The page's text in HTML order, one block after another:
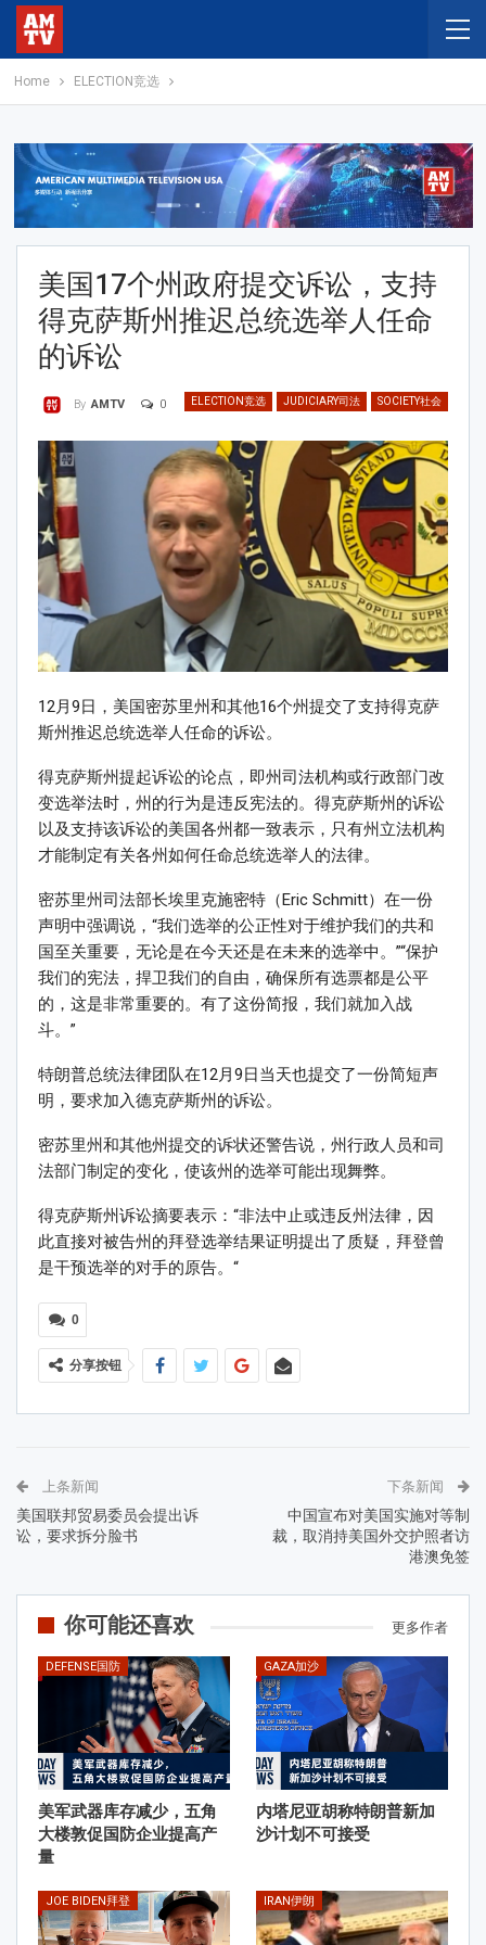
Home ELECTION竞选
美国17个州政府提交诉讼，支持
得克萨斯州推迟总统选举人任命
的诉讼
ELECTION竞选 JUDICIARY司法 SOCIETY社会
By AMTV 0
12月9日，美国密苏里州和其他16个州提交了支持得克萨
斯州推迟总统选举人任命的诉讼。
得克萨斯州提起诉讼的论点，即州司法机构或行政部门改
变选举法时，州的行为是违反宪法的。得克萨斯州的诉讼
以及支持该诉讼的美国各州都一致表示，只有州立法机构
才能制定有关各州如何任命总统选举人的法律。
密苏里州司法部长埃里克施密特（Eric Schmitt）在一份
声明中强调说，“我们选举的公正性对于维护我们的共和
国至关重要，无论是在今天还是在未来的选举中。”“保护
我们的宪法，捍卫我们的自由，确保所有选票都是公平
的，这是非常重要的。有了这份简报，我们就加入战
斗。”
特朗普总统法律团队在12月9日当天也提交了一份简短声
明，要求加入德克萨斯州的诉讼。
密苏里州和其他州提交的诉状还警告说，州行政人员和司
法部门制定的变化，使该州的选举可能出现舞弊。
得克萨斯州诉讼摘要表示：“非法中止或违反州法律，因
此直接对被告州的拜登选举结果证明提出了质疑，拜登曾
是干预选举的对手的原告。“
0
分享按钮
上条新闻
美国联邦贸易委员会提出诉
讼，要求拆分脸书
下条新闻
中国宣布对美国实施对等制
裁，取消持美国外交护照者访
港澳免签
你可能还喜欢 更多作者
DEFENSE国防
美军武器库存减少，五角
大楼敦促国防企业提高产
量
GAZA加沙
内塔尼亚胡称特朗普新加
沙计划不可接受
JOE BIDEN拜登 IRAN伊朗